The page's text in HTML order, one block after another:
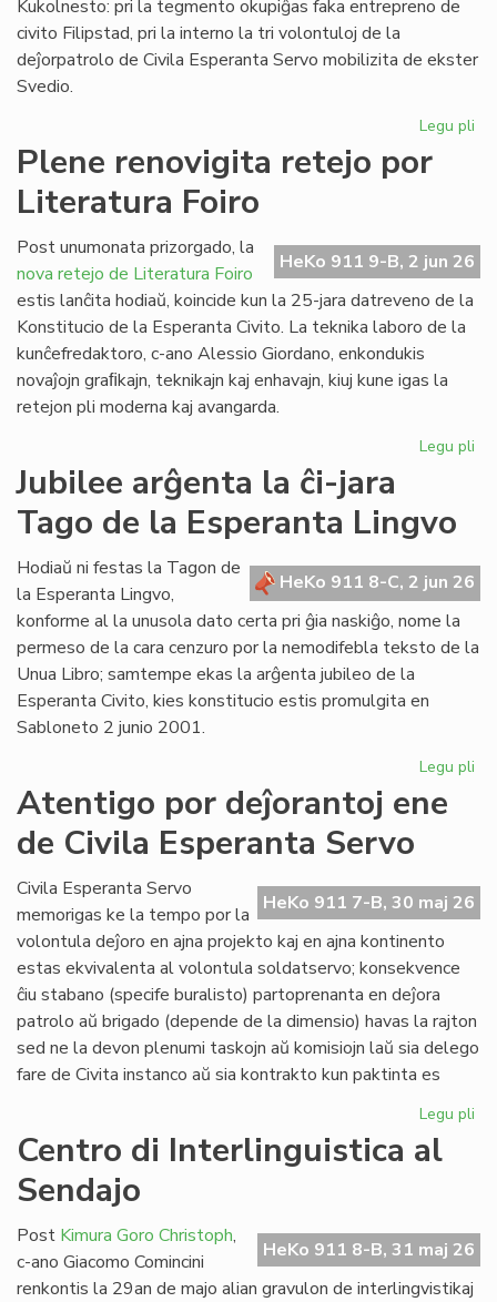
Kukolnesto: pri la tegmento okupiĝas faka entrepreno de
civito Filipstad, pri la interno la tri volontuloj de la
deĵorpatrolo de Civila Esperanta Servo mobilizita de ekster
Svedio.
Legu pli
la
Plene renovigita retejo por
Literatura Foiro
HeKo 911 9-B, 2 jun 26
Post unumonata prizorgado, la
nova retejo de Literatura Foiro
estis lanĉita hodiaŭ, koincide kun la 25-jara datreveno de la
Konstitucio de la Esperanta Civito. La teknika laboro de la
kunĉefredaktoro, c-ano Alessio Giordano, enkondukis
novaĵojn graﬁkajn, teknikajn kaj enhavajn, kiuj kune igas la
retejon pli moderna kaj avangarda.
Legu pli
Jubilee arĝenta la ĉi-jara
Tago de la Esperanta Lingvo
HeKo 911 8-C, 2 jun 26
Hodiaŭ ni festas la Tagon de
la Esperanta Lingvo,
konforme al la unusola dato certa pri ĝia naskiĝo, nome la
permeso de la cara cenzuro por la nemodifebla teksto de la
Unua Libro; samtempe ekas la arĝenta jubileo de la
Esperanta Civito, kies konstitucio estis promulgita en
Sabloneto 2 junio 2001.
Legu pli
Atentigo por deĵorantoj ene
de Civila Esperanta Servo
HeKo 911 7-B, 30 maj 26
Civila Esperanta Servo
memorigas ke la tempo por la
volontula deĵoro en ajna projekto kaj en ajna kontinento
estas ekvivalenta al volontula soldatservo; konsekvence
ĉiu stabano (specife buralisto) partoprenanta en deĵora
patrolo aŭ brigado (depende de la dimensio) havas la rajton
sed ne la devon plenumi taskojn aŭ komisiojn laŭ sia delego
fare de Civita instanco aŭ sia kontrakto kun paktinta es
Legu pli
de
Centro di Interlinguistica al
Sendajo
HeKo 911 8-B, 31 maj 26
Post Kimura Goro Christoph,
c-ano Giacomo Comincini
renkontis la 29an de majo alian gravulon de interlingvistikaj